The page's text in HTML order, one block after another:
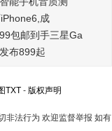
成
包邮到手三星Ga
布899起
TXT- 版权声明
非法行为 欢迎监督举报 如有